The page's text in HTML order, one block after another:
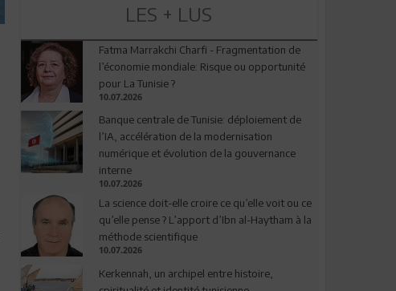
LES + LUS
Fatma Marrakchi Charfi - Fragmentation de
l’économie mondiale: Risque ou opportunité
pour La Tunisie ?
10.07.2026
Banque centrale de Tunisie: déploiement de
l’IA, accélération de la modernisation
numérique et évolution de la gouvernance
interne
10.07.2026
La science doit-elle croire ce qu’elle voit ou ce
qu’elle pense ? L’apport d’Ibn al-Haytham à la
méthode scientifique
10.07.2026
Kerkennah, un archipel entre histoire,